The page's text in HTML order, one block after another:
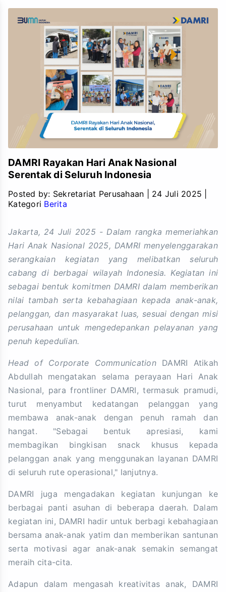
DAMRI Rayakan Hari Anak Nasional
Serentak di Seluruh Indonesia
Posted by: Sekretariat Perusahaan 24 Juli 2025
Kategori Berita
Jakarta, 24 Juli 2025 - Dalam rangka memeriahkan
Hari Anak Nasional 2025, DAMRI menyelenggarakan
serangkaian kegiatan yang melibatkan seluruh
cabang di berbagai wilayah Indonesia. Kegiatan ini
sebagai bentuk komitmen DAMRI dalam memberikan
nilai tambah serta kebahagiaan kepada anak-anak,
pelanggan, dan masyarakat luas, sesuai dengan misi
perusahaan untuk mengedepankan pelayanan yang
penuh kepedulian.
Head of Corporate CommunicationDAMRI Atikah
Abdullah mengatakan selama perayaan Hari Anak
Nasional, para frontliner DAMRI, termasuk pramudi,
turut menyambut kedatangan pelanggan yang
membawa anak-anak dengan penuh ramah dan
hangat. "Sebagai bentuk apresiasi, kami
membagikan bingkisan snack khusus kepada
pelanggan anak yang menggunakan layanan DAMRI
di seluruh rute operasional," lanjutnya.
DAMRI juga mengadakan kegiatan kunjungan ke
berbagai panti asuhan di beberapa daerah. Dalam
kegiatan ini, DAMRI hadir untuk berbagi kebahagiaan
bersama anak-anak yatim dan memberikan santunan
serta motivasi agar anak-anak semakin semangat
meraih cita-cita.
Adapun dalam mengasah kreativitas anak, DAMRI